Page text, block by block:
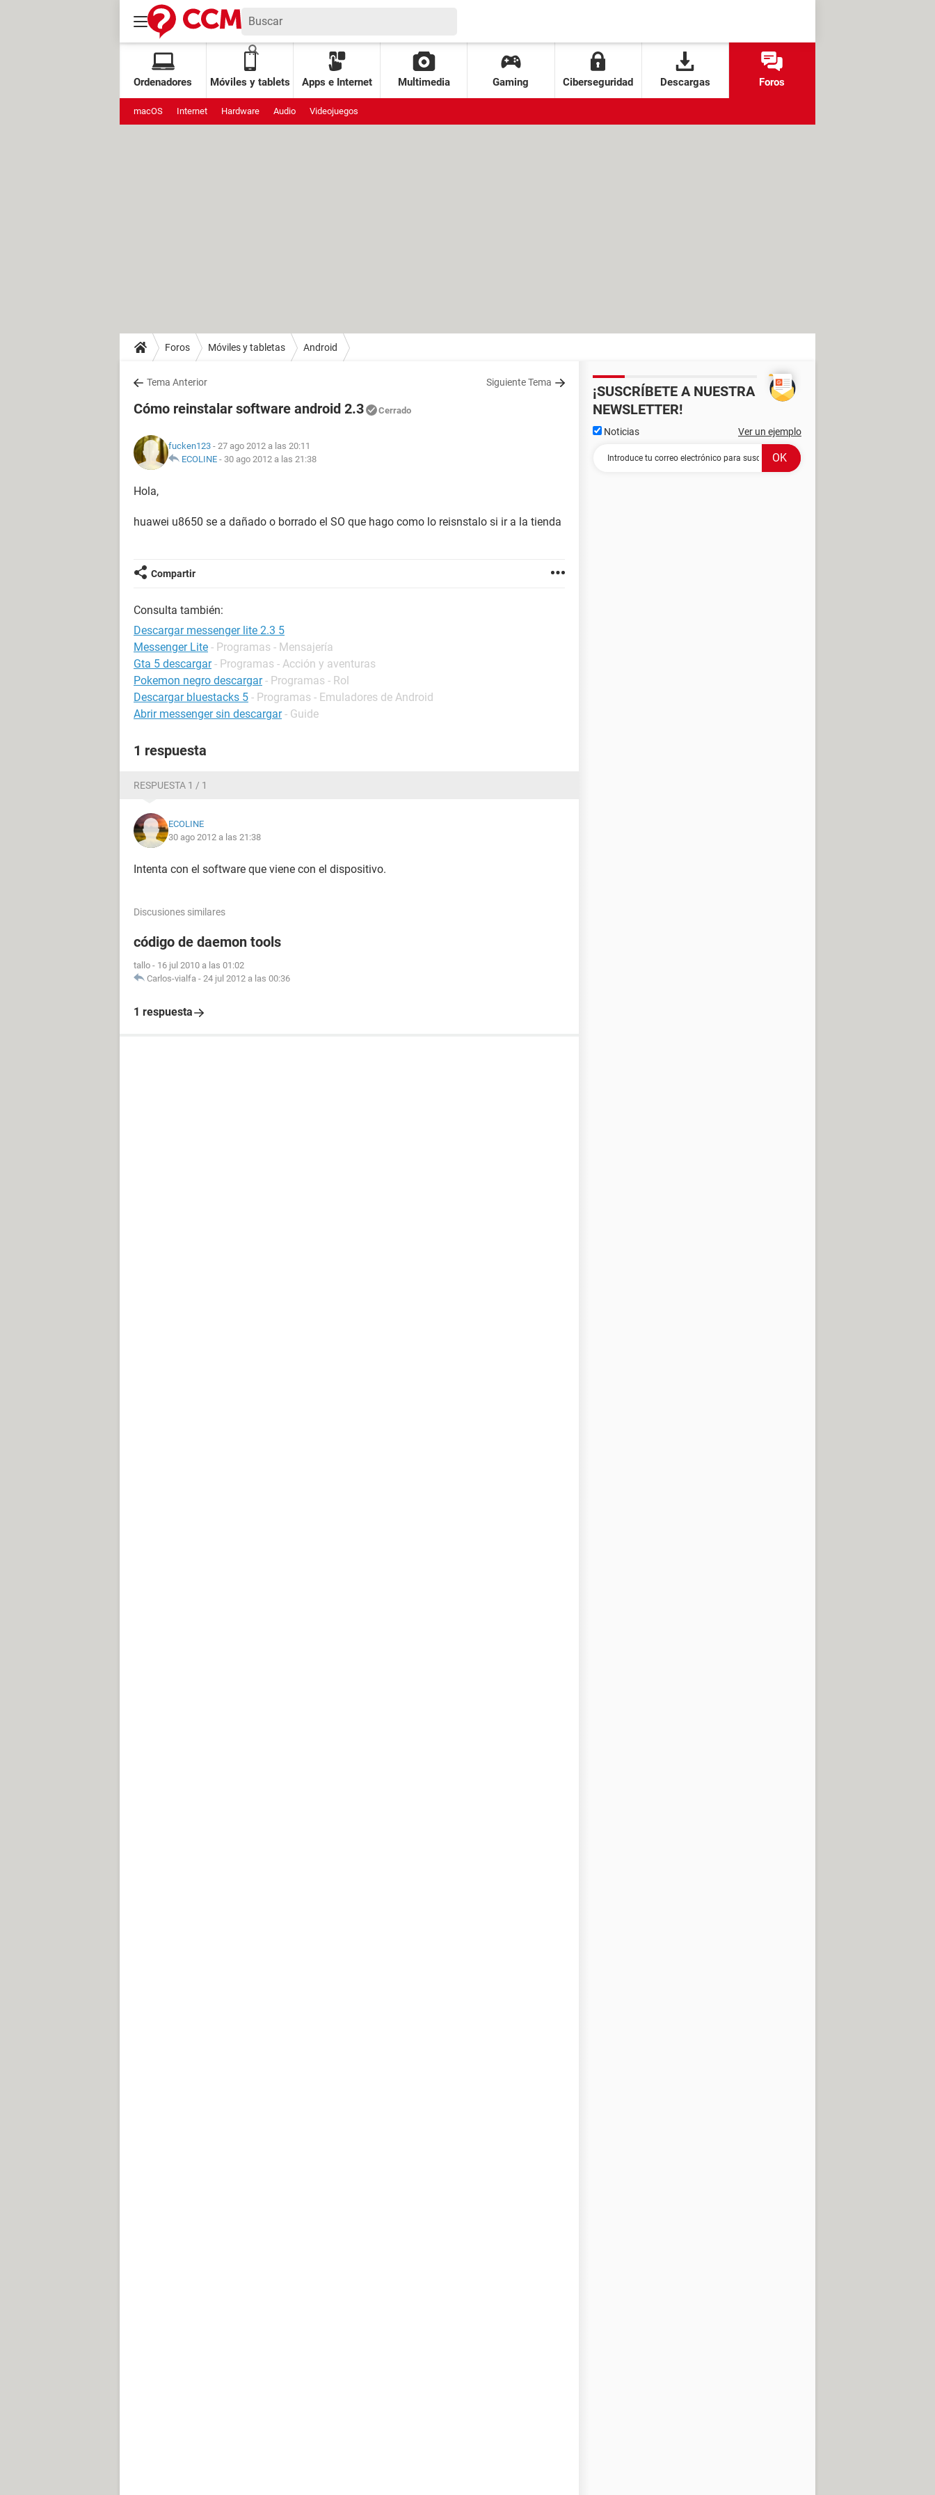
Ordenadores Móviles y tablets Apps e Internet Multimedia Gaming Ciberseguridad Descargas Foros
macOS Internet Hardware Audio Videojuegos
Foros Móviles y tabletas Android
Tema Anterior Siguiente Tema
Cómo reinstalar software android 2.3 Cerrado
fucken123 - 27 ago 2012 a las 20:11
ECOLINE - 30 ago 2012 a las 21:38
Hola,
huawei u8650 se a dañado o borrado el SO que hago como lo reisnstalo si ir a la tienda
Compartir
Consulta también:
Descargar messenger lite 2.3 5
Messenger Lite - Programas - Mensajería
Gta 5 descargar - Programas - Acción y aventuras
Pokemon negro descargar - Programas - Rol
Descargar bluestacks 5 - Programas - Emuladores de Android
Abrir messenger sin descargar - Guide
1 respuesta
RESPUESTA 1 / 1
ECOLINE
30 ago 2012 a las 21:38
Intenta con el software que viene con el dispositivo.
Discusiones similares
código de daemon tools
tallo - 16 jul 2010 a las 01:02
Carlos-vialfa - 24 jul 2012 a las 00:36
1 respuesta
¡SUSCRÍBETE A NUESTRA
NEWSLETTER!
Noticias Ver un ejemplo